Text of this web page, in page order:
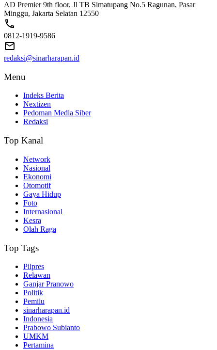
AD Premier 9th floor, Jl TB Simatupang No.5 Ragunan, Pasar
Minggu, Jakarta Selatan 12550
0812-1919-9586
redaksi@sinarharapan.id
Menu
Indeks Berita
Nextizen
Pedoman Media Siber
Redaksi
Top Kanal
Network
Nasional
Ekonomi
Otomotif
Gaya Hidup
Foto
Internasional
Kesra
Olah Raga
Top Tags
Pilpres
Relawan
Ganjar Pranowo
Politik
Pemilu
sinarharapan.id
Indonesia
Prabowo Subianto
UMKM
Pertamina